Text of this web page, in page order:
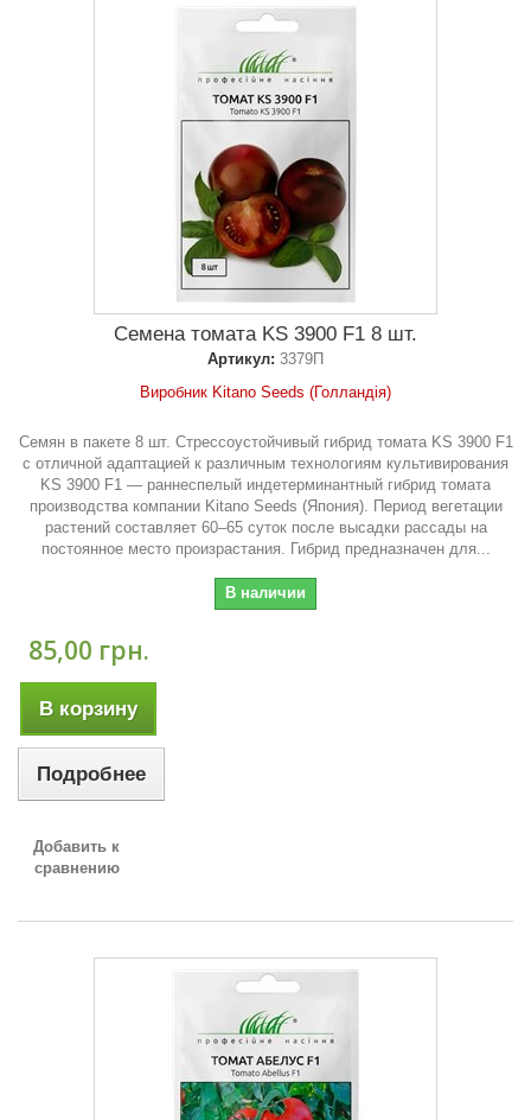
Семена томата KS 3900 F1 8 шт.
Артикул: 3379П
Виробник Kitano Seeds (Голландія)
Семян в пакете 8 шт. Стрессоустойчивый гибрид томата KS 3900 F1
с отличной адаптацией к различным технологиям культивирования
KS 3900 F1 — раннеспелый индетерминантный гибрид томата
производства компании Kitano Seeds (Япония). Период вегетации
растений составляет 60–65 суток после высадки рассады на
постоянное место произрастания. Гибрид предназначен для...
В наличии
85,00 грн.
В корзину
Подробнее
Добавить к
сравнению